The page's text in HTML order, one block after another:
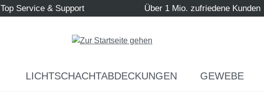
Top Service & Support Über 1 Mio. zufriedene Kunden
LICHTSCHACHTABDECKUNGEN GEWEBE